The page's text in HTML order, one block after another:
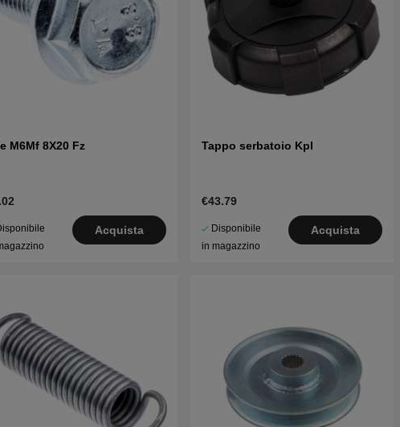
M6Mf 8X20 Fz
Acquista
Tappo serbatoio Kpl
€43.79
Disponibile
in magazzino
Acquista